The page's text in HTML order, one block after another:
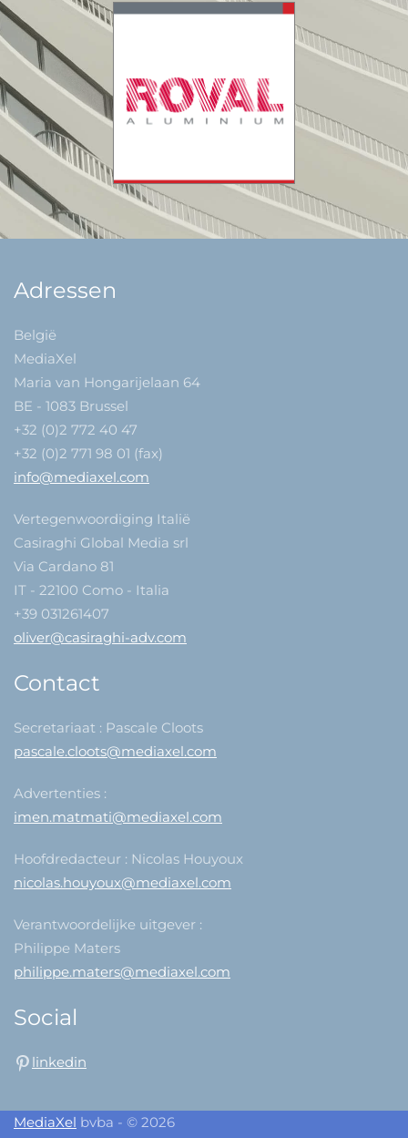
Adressen
België
MediaXel
Maria van Hongarijelaan 64
BE - 1083 Brussel
+32 (0)2 772 40 47
+32 (0)2 771 98 01 (fax)
info@mediaxel.com
Vertegenwoordiging Italië
Casiraghi Global Media srl
Via Cardano 81
IT - 22100 Como - Italia
+39 031261407
oliver@casiraghi-adv.com
Contact
Secretariaat : Pascale Cloots
pascale.cloots@mediaxel.com
Advertenties :
imen.matmati@mediaxel.com
Hoofdredacteur : Nicolas Houyoux
nicolas.houyoux@mediaxel.com
Verantwoordelijke uitgever :
Philippe Maters
philippe.maters@mediaxel.com
Social
linkedin
MediaXel bvba - © 2026